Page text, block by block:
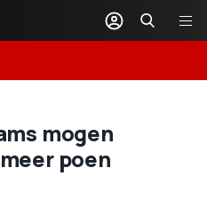
mogen
poen